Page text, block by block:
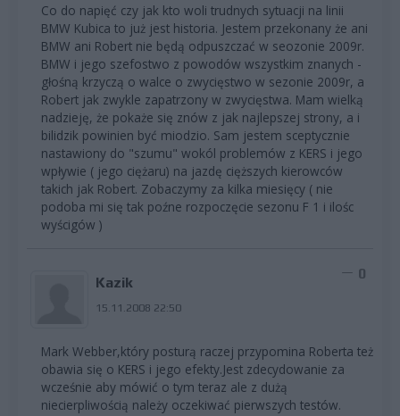
Co do napięć czy jak kto woli trudnych sytuacji na linii
BMW Kubica to już jest historia. Jestem przekonany że ani
BMW ani Robert nie będą odpuszczać w seozonie 2009r.
BMW i jego szefostwo z powodów wszystkim znanych -
głośną krzyczą o walce o zwycięstwo w sezonie 2009r, a
Robert jak zwykle zapatrzony w zwycięstwa. Mam wielką
nadzieję, że pokaże się znów z jak najlepszej strony, a i
bilidzik powinien być miodzio. Sam jestem sceptycznie
nastawiony do "szumu" wokól problemów z KERS i jego
wpływie ( jego ciężaru) na jazdę cięższych kierowców
takich jak Robert. Zobaczymy za kilka miesięcy ( nie
podoba mi się tak poźne rozpoczęcie sezonu F 1 i ilośc
wyścigów )
Kazik
15.11.2008 22:50
0
Mark Webber,który posturą raczej przypomina Roberta też
obawia się o KERS i jego efekty.Jest zdecydowanie za
wcześnie aby mówić o tym teraz ale z dużą
niecierpliwością należy oczekiwać pierwszych testów.